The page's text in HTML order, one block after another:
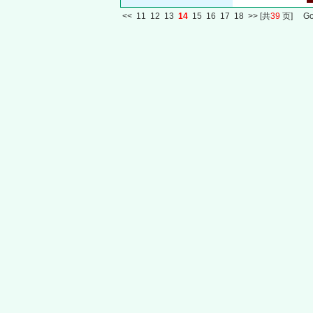
<< 11 12 13 14 15 16 17 18 >> [共39 页]